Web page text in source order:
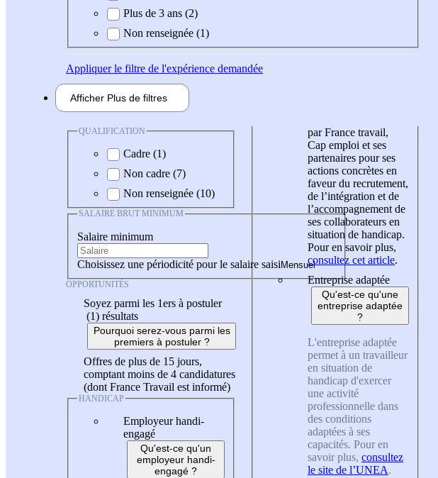
Plus de 3 ans (2)
Non renseignée (1)
Appliquerle filtre de l'expérience demandée
Afficher Plus de filtres
QUALIFICATION
Cadre (1)
Non cadre (7)
Non renseignée (10)
SALAIRE BRUT MINIMUM
Salaire minimum
Choisissez une périodicité pour le salaire saisi
OPPORTUNITÉS
Soyez parmi les 1ers à postuler
(1) résultats
Pourquoi serez-vous parmi les
premiers à postuler ?
Offres de plus de 15 jours,
comptant moins de 4 candidatures
(dont France Travail est informé)
HANDICAP
Employeur handi-
engagé
Qu'est-ce qu'un
employeur handi-
engagé ?
par France travail,
Cap emploi et ses
partenaires pour ses
actions concrètes en
faveur du recrutement,
de l’intégration et de
l’accompagnement de
ses collaborateurs en
situation de handicap.
Pour en savoir plus,
consultez cet article.
Entreprise adaptée
Qu'est-ce qu'une
entreprise adaptée
?
L'entreprise adaptée
permet à un travailleur
en situation de
handicap d'exercer
une activité
professionnelle dans
des conditions
adaptées à ses
capacités. Pour en
savoir plus, consultez
le site de l’UNEA.